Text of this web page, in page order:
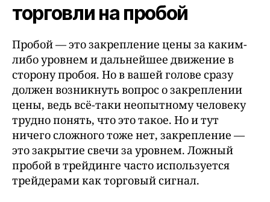
торговли на пробой
Пробой — это закрепление цены за каким-
либо уровнем и дальнейшее движение в
сторону пробоя. Но в вашей голове сразу
должен возникнуть вопрос о закреплении
цены, ведь всё-таки неопытному человеку
трудно понять, что это такое. Но и тут
ничего сложного тоже нет, закрепление —
это закрытие свечи за уровнем. Ложный
пробой в трейдинге часто используется
трейдерами как торговый сигнал.